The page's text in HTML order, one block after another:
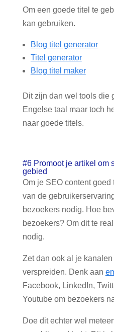
Om een goede titel te
kan gebruiken.
Blog titel generator
Titel generator
Blog titel maker
Dit zijn dan wel tools die
Engelse taal maar toch
naar goede titels.
#6 Promoot je artikel om
gebied
Om je SEO content
van de
bezoekers nodig. Hoe
bezoekers? Om dit te
nodig.
Zet dan ook al je
verspreiden. Denk aan
Facebook, LinkedIn,
Youtube om bezoekers
Doe dit echter wel